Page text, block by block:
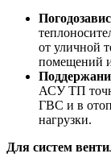
от уличной
помещений
АСУ ТП
ГВС и в
нагрузки.
Для систем